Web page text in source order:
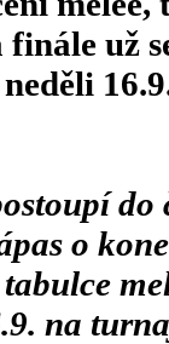
už
o
na